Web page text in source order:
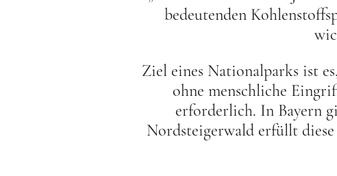
bedeutenden
Ziel eines Nationalparks ist
ohne menschliche
erforderlich. In Bayern
Nordsteigerwald erfüllt diese